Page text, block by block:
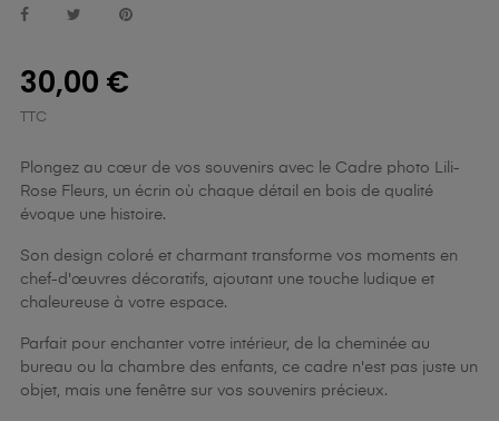
30,00 €
TTC
Plongez au cœur de vos souvenirs avec le Cadre photo Lili-
Rose Fleurs, un écrin où chaque détail en bois de qualité
évoque une histoire.
Son design coloré et charmant transforme vos moments en
chef-d'œuvres décoratifs, ajoutant une touche ludique et
chaleureuse à votre espace.
Parfait pour enchanter votre intérieur, de la cheminée au
bureau ou la chambre des enfants, ce cadre n'est pas juste un
objet, mais une fenêtre sur vos souvenirs précieux.